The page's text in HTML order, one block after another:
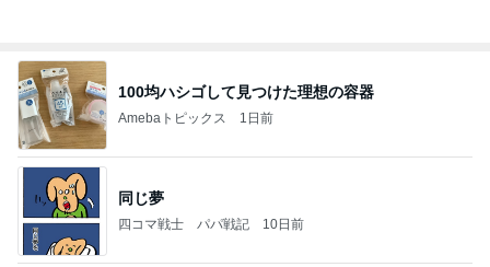
100均ハシゴして見つけた理想の容器
Amebaトピックス 1日前
同じ夢
四コマ戦士 パパ戦記 10日前